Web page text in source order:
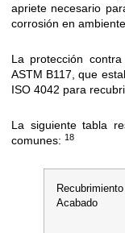
apriete necesario
corrosión en
La protección
ASTM B117, que
ISO 4042 para
La siguiente tabla
comunes: 18
Acabado